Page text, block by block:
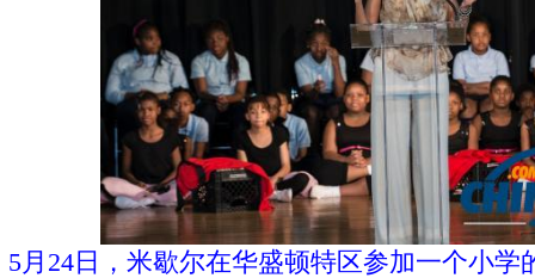
5月24日，米歇尔在华盛顿特区参加一个小学